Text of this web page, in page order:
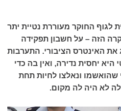
לגוף החוקר מעוררת נטיית יתר
הזה – על חשבון תפקידה
את האינטרס הציבורי. התערבות
יחסית נדירה, ואין בה כדי
ונאלצו לחיות תחת
לא היה לה מקום.